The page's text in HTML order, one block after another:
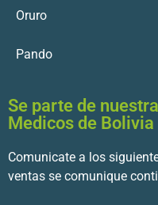
Oruro
Pando
Se parte de
Medicos de Bolivia
Comunicate a los
ventas se comunique